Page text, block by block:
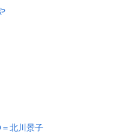
＝北川景子